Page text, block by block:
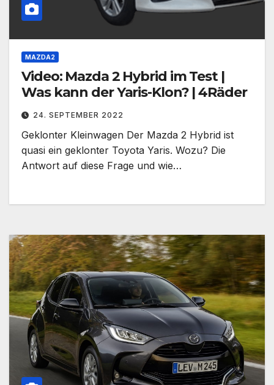
MAZDA2
Video: Mazda 2 Hybrid im Test |
Was kann der Yaris-Klon? | 4Räder
24. SEPTEMBER 2022
Geklonter Kleinwagen Der Mazda 2 Hybrid ist
quasi ein geklonter Toyota Yaris. Wozu? Die
Antwort auf diese Frage und wie…